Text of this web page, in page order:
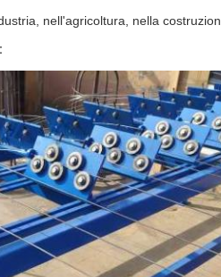
nell'agricoltura, nella